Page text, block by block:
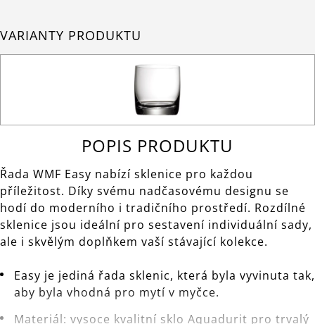
VARIANTY PRODUKTU
POPIS PRODUKTU
Řada WMF Easy nabízí sklenice pro každou
příležitost. Díky svému nadčasovému designu se
hodí do moderního i tradičního prostředí. Rozdílné
sklenice jsou ideální pro sestavení individuální sady,
ale i skvělým doplňkem vaší stávající kolekce.
Easy je jediná řada sklenic, která byla vyvinuta tak,
aby byla vhodná pro mytí v myčce.
Materiál: vysoce kvalitní sklo Aquadurit pro trvalý